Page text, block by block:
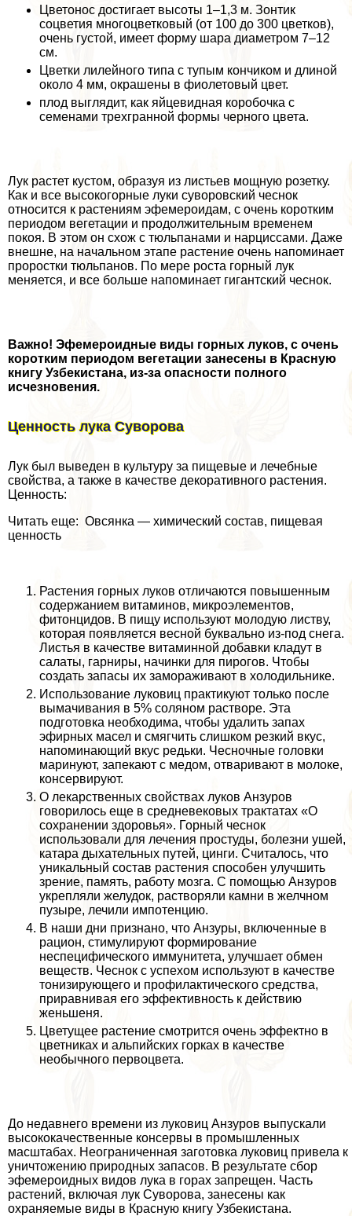
Цветонос достигает высоты 1–1,3 м. Зонтик
соцветия многоцветковый (от 100 до 300 цветков),
очень густой, имеет форму шара диаметром 7–12
см.
Цветки лилейного типа с тупым кончиком и длиной
около 4 мм, окрашены в фиолетовый цвет.
плод выглядит, как яйцевидная коробочка с
семенами трехгранной формы черного цвета.
Лук растет кустом, образуя из листьев мощную розетку.
Как и все высокогорные луки суворовский чеснок
относится к растениям эфемероидам, с очень коротким
периодом вегетации и продолжительным временем
покоя. В этом он схож с тюльпанами и нарциссами. Даже
внешне, на начальном этапе растение очень напоминает
проростки тюльпанов. По мере роста горный лук
меняется, и все больше напоминает гигантский чеснок.
Важно! Эфемероидные виды горных луков, с очень
коротким периодом вегетации занесены в Красную
книгу Узбекистана, из-за опасности полного
исчезновения.
Ценность лука Суворова
Лук был выведен в культуру за пищевые и лечебные
свойства, а также в качестве декоративного растения.
Ценность:
Читать еще: Овсянка — химический состав, пищевая
ценность
Растения горных луков отличаются повышенным
содержанием витаминов, микроэлементов,
фитонцидов. В пищу используют молодую листву,
которая появляется весной буквально из-под снега.
Листья в качестве витаминной добавки кладут в
салаты, гарниры, начинки для пирогов. Чтобы
создать запасы их замораживают в холодильнике.
Использование луковиц пpaктикуют только после
вымачивания в 5% соляном растворе. Эта
подготовка необходима, чтобы удалить запах
эфирных масел и смягчить слишком резкий вкус,
напоминающий вкус редьки. Чесночные головки
маринуют, запекают с медом, отваривают в молоке,
консервируют.
О лекарственных свойствах луков Анзуров
говорилось еще в средневековых тpaктатах «О
сохранении здоровья». Горный чеснок
использовали для лечения простуды, болезни ушей,
катара дыхательных путей, цинги. Считалось, что
уникальный состав растения способен улучшить
зрение, память, работу мозга. С помощью Анзуров
укрепляли желудок, растворяли камни в желчном
пузыре, лечили импотенцию.
В наши дни признано, что Анзуры, включенные в
рацион, стимулируют формирование
неспецифического иммунитета, улучшает обмен
веществ. Чеснок с успехом используют в качестве
тонизирующего и профилактического средства,
приравнивая его эффективность к действию
женьшеня.
Цветущее растение смотрится очень эффектно в
цветниках и альпийских горках в качестве
необычного первоцвета.
До недавнего времени из луковиц Анзуров выпускали
высококачественные консервы в промышленных
масштабах. Неограниченная заготовка луковиц привела к
уничтожению природных запасов. В результате сбор
эфемероидных видов лука в горах запрещен. Часть
растений, включая лук Суворова, занесены как
охраняемые виды в Красную книгу Узбекистана.